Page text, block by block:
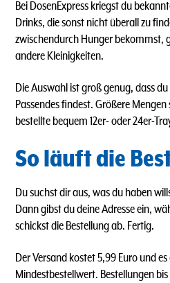
Bei DosenExpress kriegst du
Drinks, die sonst nicht überall zu
zwischendurch Hunger bekommst,
andere Kleinigkeiten.
Die Auswahl ist groß genug, dass
Passendes findest. Größere
bestellte bequem 12er- oder 24er-
So läuft die
Du suchst dir aus, was du haben
Dann gibst du deine Adresse ein,
schickst die Bestellung ab. Fertig.
Der Versand kostet 5,99 Euro und
Mindestbestellwert. Bestellungen bis